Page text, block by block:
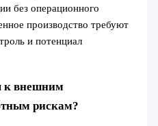
без операционного
производство требуют
и потенциал
к внешним
рискам?